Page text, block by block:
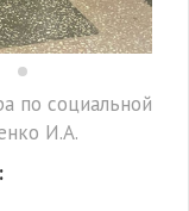
по социальной
И.А.